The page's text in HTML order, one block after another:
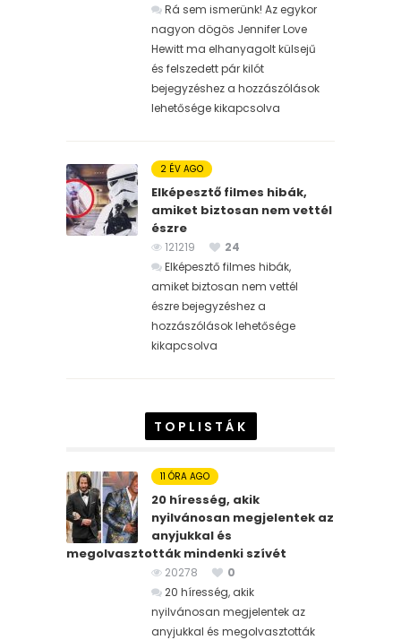
Rá sem ismerünk! Az egykor
nagyon dögös Jennifer Love
Hewitt ma elhanyagolt külsejű
és felszedett pár kilót
bejegyzéshez a hozzászólások
lehetősége kikapcsolva
2 ÉV AGO
Elképesztő filmes hibák,
amiket biztosan nem vettél
észre
121219
24
Elképesztő filmes hibák,
amiket biztosan nem vettél
észre bejegyzéshez a
hozzászólások lehetősége
kikapcsolva
TOPLISTÁK
11 ÓRA AGO
20 híresség, akik
nyilvánosan megjelentek az
anyjukkal és
megolvasztották mindenki szívét
20278
0
20 híresség, akik
nyilvánosan megjelentek az
anyjukkal és megolvasztották